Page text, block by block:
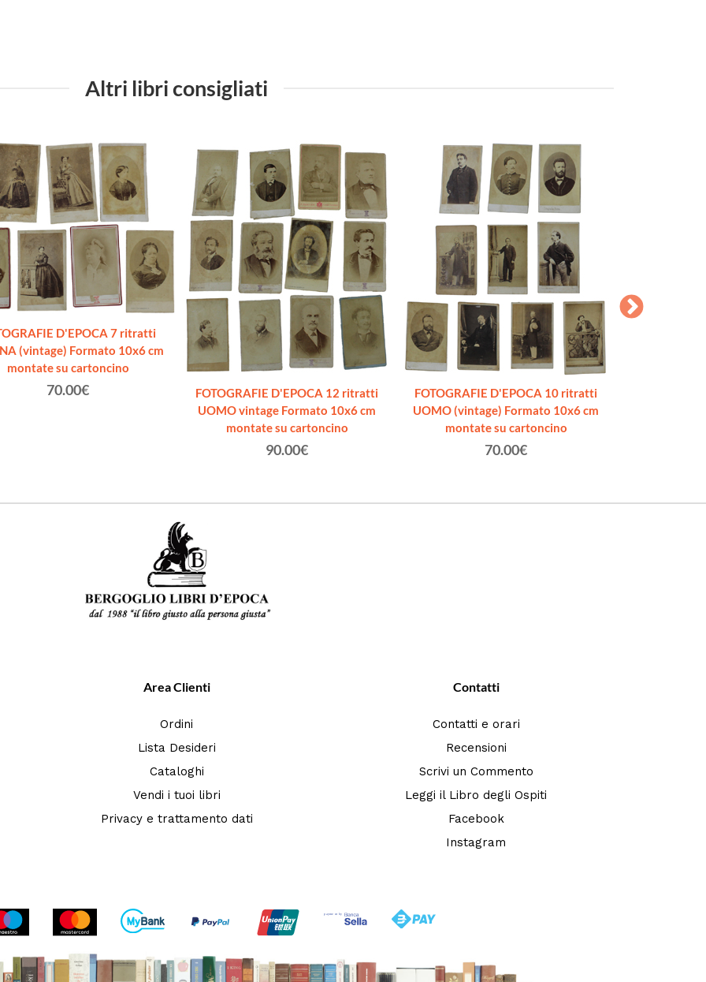
Altri libri consigliati
D'EPOCA 7 ritratti
(vintage) Formato 10x6 cm
montate su cartoncino
70.00€
FOTOGRAFIE D'EPOCA 12 ritratti
UOMO vintage Formato 10x6 cm
montate su cartoncino
90.00€
FOTOGRAFIE D'EPOCA 10 ritratti
UOMO (vintage) Formato 10x6 cm
montate su cartoncino
70.00€
Area Clienti
Ordini
Lista Desideri
Cataloghi
Vendi i tuoi libri
Privacy e trattamento dati
Contatti
Contatti e orari
Recensioni
Scrivi un Commento
Leggi il Libro degli Ospiti
Facebook
Instagram